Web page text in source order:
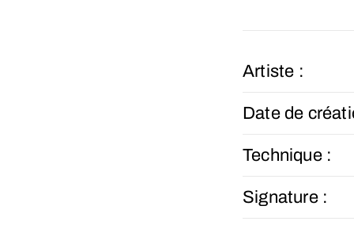
Artiste :
Date de
Technique :
Signature :